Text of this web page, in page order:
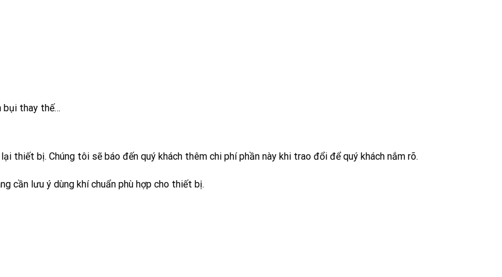
bụi thay thế…
thiết bị. Chúng tôi sẽ báo đến quý khách thêm chi phí phần này khi trao đổi để quý khách nắm rõ.
cần lưu ý dùng khí chuẩn phù hợp cho thiết bị.